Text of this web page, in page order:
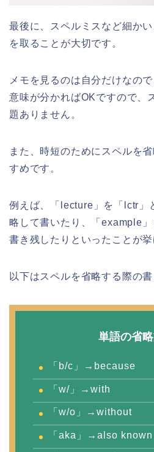
最後に、スペルミスなど細か
を取ることが大切です。
メモを見るのは自分だけなの
意味が分かればOKですので、
題ありません。
また、時短のためにスペルを
すめです。
例えば、「lecture」を「lctr」
略して書いたり、「example
書き残したりといったことが挙
以下はスペルを省略する際の書
単語の省
「b/c」→because
「w/」→with
「w/o」→without
「aka」→also